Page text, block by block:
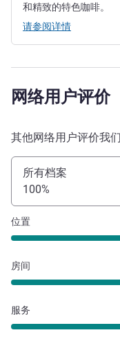
和精致的特色咖啡。
请参阅详情
网络用户评价
其他网络用户评价我
所有档案
100%
位置
房间
服务